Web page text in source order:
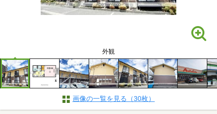
外観
画像の一覧を見る（30枚）